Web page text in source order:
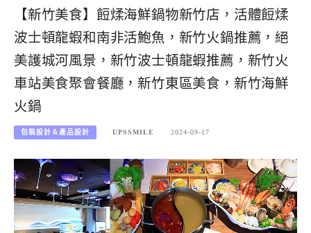
【新竹美食】餖煣海鮮鍋物新竹店，活體餖煣
波士頓龍蝦和南非活鮑魚，新竹火鍋推薦，絕
美護城河風景，新竹波士頓龍蝦推薦，新竹火
車站美食聚會餐廳，新竹東區美食，新竹海鮮
火鍋
包裝設計＆產品設計 UPSSMILE 2024-09-17